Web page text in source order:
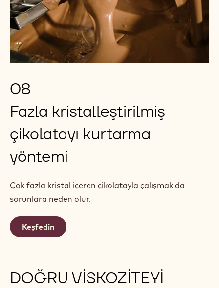
08
Fazla kristalleştirilmiş
çikolatayı kurtarma
yöntemi
Çok fazla kristal içeren çikolatayla çalışmak da
sorunlara neden olur.
Keşfedin
DOĞRU VİSKOZİTEYİ